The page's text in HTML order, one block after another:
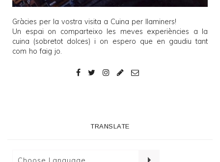
Gràcies per la vostra visita a Cuina per llaminers!
Un espai on comparteixo les meves experiències a la
cuina (sobretot dolces) i on espero que en gaudiu tant
com ho faig jo.
TRANSLATE